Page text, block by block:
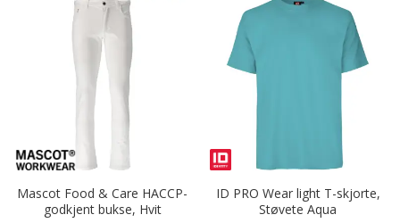
Mascot Food & Care HACCP-
godkjent bukse, Hvit
ID PRO Wear light T-skjorte,
Støvete Aqua